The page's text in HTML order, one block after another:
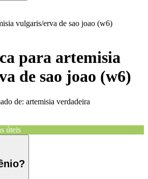
vulgaris/erva de sao joao (w6)
para artemisia
de sao joao (w6)
de: artemisia verdadeira
úteis